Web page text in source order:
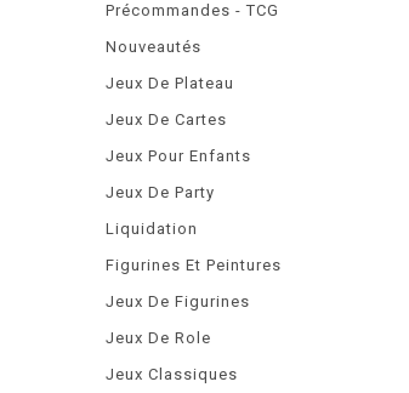
Précommandes - TCG
Nouveautés
Jeux De Plateau
Jeux De Cartes
Jeux Pour Enfants
Jeux De Party
Liquidation
Figurines Et Peintures
Jeux De Figurines
Jeux De Role
Jeux Classiques